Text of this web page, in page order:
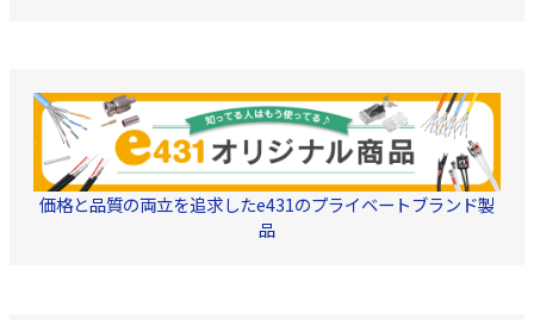
価格と品質の両立を追求したe431のプライベートブランド製
品